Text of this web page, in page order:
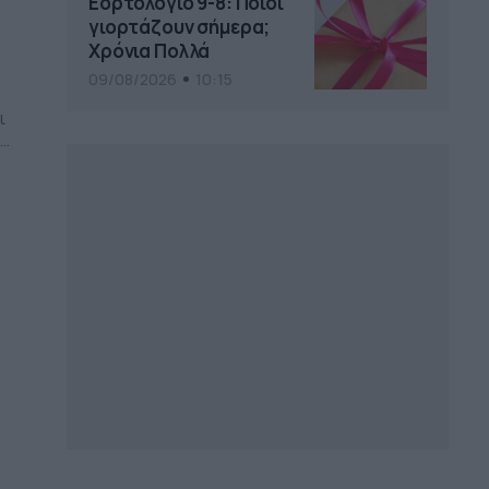
γιορτάζουν σήμερα;
Χρόνια Πολλά